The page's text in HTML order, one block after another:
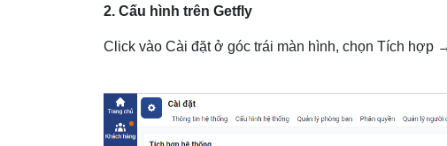
2. Cấu hình trên Getfly
Click vào Cài đặt ở góc trái màn hình, chọn Tích